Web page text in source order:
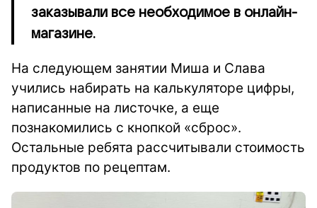
заказывали все необходимое в онлайн-
магазине.
На следующем занятии Миша и Слава
учились набирать на калькуляторе цифры,
написанные на листочке, а еще
познакомились с кнопкой «сброс».
Остальные ребята рассчитывали стоимость
продуктов по рецептам.